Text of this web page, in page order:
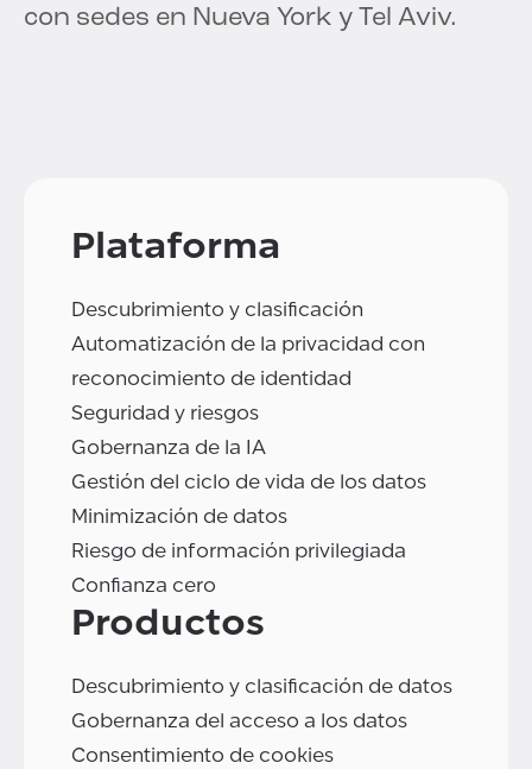
con sedes en Nueva York y Tel Aviv.
Plataforma
Descubrimiento y clasificación
Automatización de la privacidad con
reconocimiento de identidad
Seguridad y riesgos
Gobernanza de la IA
Gestión del ciclo de vida de los datos
Minimización de datos
Riesgo de información privilegiada
Confianza cero
Productos
Descubrimiento y clasificación de datos
Gobernanza del acceso a los datos
Consentimiento de cookies